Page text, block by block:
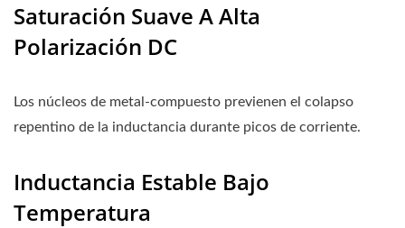
Saturación Suave A Alta
Polarización DC
Los núcleos de metal-compuesto previenen el colapso
repentino de la inductancia durante picos de corriente.
Inductancia Estable Bajo
Temperatura